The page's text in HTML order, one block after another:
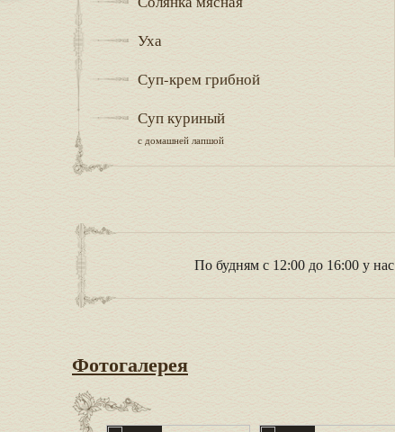
Уха
Суп-крем грибной
Суп куриный
с домашней лапшой
По будням с 12:00 до 16:00 у нас
Фотогалерея